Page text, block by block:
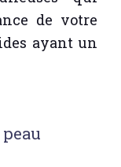
de votre
ayant un